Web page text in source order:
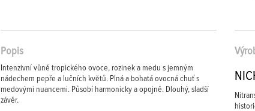
Popis
Intenzivní vůně tropického ovoce, rozinek a medu s jemným
nádechem pepře a lučních květů. Plná a bohatá ovocná chuť s
medovými nuancemi. Působí harmonicky a opojně. Dlouhý, sladší
závěr.